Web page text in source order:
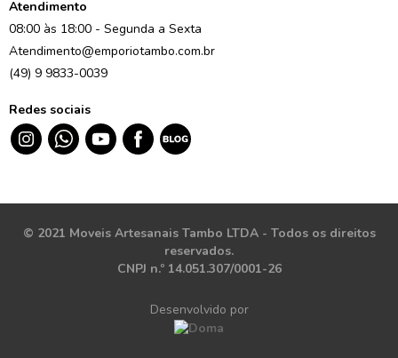
Atendimento
08:00 às 18:00 - Segunda a Sexta
Atendimento@emporiotambo.com.br
(49) 9 9833-0039
Redes sociais
© 2021 Moveis Artesanais Tambo LTDA - Todos os direitos
reservados.
CNPJ n.º 14.051.307/0001-26
Desenvolvido por